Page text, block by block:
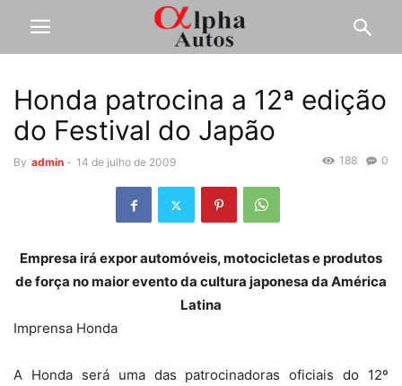
Honda patrocina a 12ª edição
do Festival do Japão
By admin - 14 de julho de 2009 0
188
Empresa irá expor automóveis, motocicletas e produtos
de força no maior evento da cultura japonesa da América
Latina
Imprensa Honda
A Honda será uma das patrocinadoras oficiais do 12º